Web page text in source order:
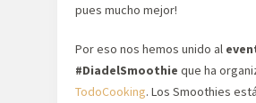
pues mucho mejor!
Por eso nos hemos unido al
#‎DiadelSmoothie que ha
TodoCooking. Los Smoothies